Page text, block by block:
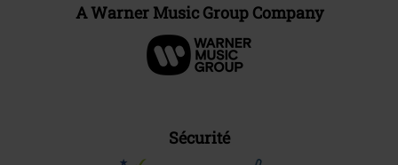
A Warner Music Group Company
Sécurité